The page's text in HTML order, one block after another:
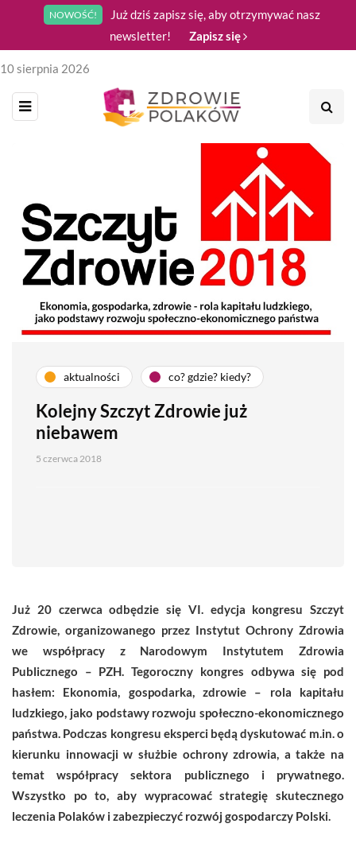
NOWOŚĆ!
Już dziś zapisz się, aby otrzymywać nasz
newsletter!
Zapisz się
10 sierpnia 2026
aktualności co? gdzie? kiedy?
Kolejny Szczyt Zdrowie już
niebawem
5 czerwca 2018
Już 20 czerwca odbędzie się VI. edycja kongresu Szczyt
Zdrowie, organizowanego przez Instytut Ochrony Zdrowia
we współpracy z Narodowym Instytutem Zdrowia
Publicznego – PZH. Tegoroczny kongres odbywa się pod
hasłem: Ekonomia, gospodarka, zdrowie – rola kapitału
ludzkiego, jako podstawy rozwoju społeczno-ekonomicznego
państwa. Podczas kongresu eksperci będą dyskutować m.in. o
kierunku innowacji w służbie ochrony zdrowia, a także na
temat współpracy sektora publicznego i prywatnego.
Wszystko po to, aby wypracować strategię skutecznego
leczenia Polaków i zabezpieczyć rozwój gospodarczy Polski.